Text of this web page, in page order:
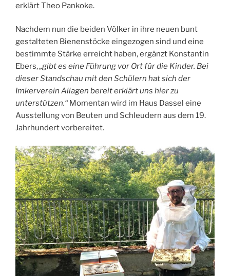
erklärt Theo Pankoke.
Nachdem nun die beiden Völker in ihre neuen bunt
gestalteten Bienenstöcke eingezogen sind und eine
bestimmte Stärke erreicht haben, ergänzt Konstantin
Ebers,„gibt es eine Führung vor Ort für die Kinder. Bei
dieser Standschau mit den Schülern hat sich der
Imkerverein Allagen bereit erklärt uns hier zu
unterstützen.“ Momentan wird im Haus Dassel eine
Ausstellung von Beuten und Schleudern aus dem 19.
Jahrhundert vorbereitet.